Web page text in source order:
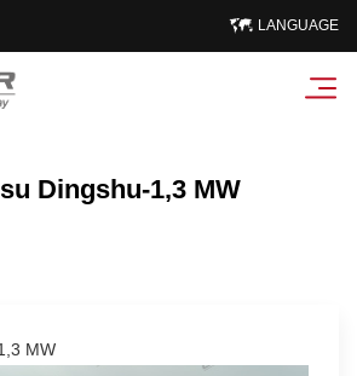
LANGUAGE
Dingshu-1,3 MW
MW